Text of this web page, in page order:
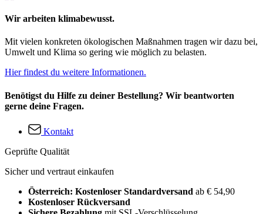
Wir arbeiten klimabewusst.
Mit vielen konkreten ökologischen Maßnahmen tragen wir dazu bei,
Umwelt und Klima so gering wie möglich zu belasten.
Hier findest du weitere Informationen.
Benötigst du Hilfe zu deiner Bestellung? Wir beantworten
gerne deine Fragen.
Kontakt
Geprüfte Qualität
Sicher und vertraut einkaufen
Österreich: Kostenloser Standardversand ab € 54,90
Kostenloser Rückversand